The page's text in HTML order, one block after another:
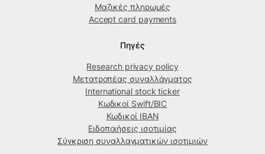
Μαζικές πληρωμές
Accept card payments
Πηγές
Research privacy policy
Μετατροπέας συναλλάγματος
International stock ticker
Κωδικοί Swift/BIC
Κωδικοί IBAN
Ειδοποιήσεις ισοτιμίας
Σύγκριση συναλλαγματικών ισοτιμιών